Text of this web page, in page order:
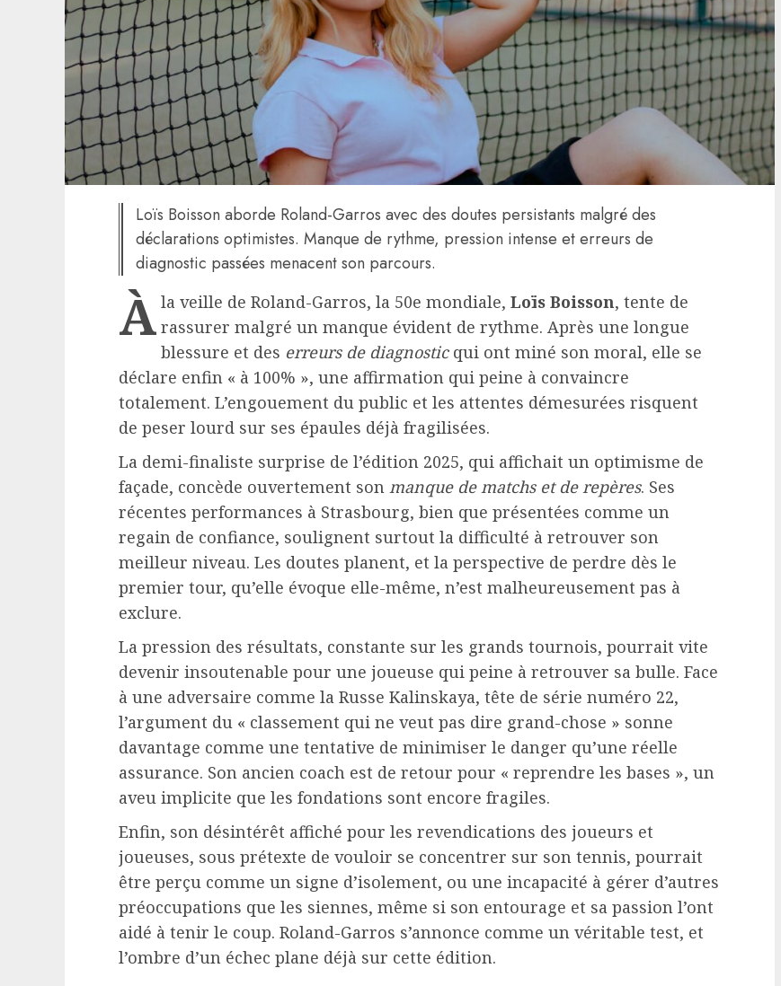
Loïs Boisson aborde Roland-Garros avec des doutes persistants malgré des
déclarations optimistes. Manque de rythme, pression intense et erreurs de
diagnostic passées menacent son parcours.
À la veille de Roland-Garros, la 50e mondiale,Loïs Boisson, tente de
rassurer malgré un manque évident de rythme. Après une longue
blessure et des erreurs de diagnosticqui ont miné son moral, elle se
déclare enfin « à 100% », une affirmation qui peine à convaincre
totalement. L’engouement du public et les attentes démesurées risquent
de peser lourd sur ses épaules déjà fragilisées.
La demi-finaliste surprise de l’édition 2025, qui affichait un optimisme de
façade, concède ouvertement son manque de matchs et de repères. Ses
récentes performances à Strasbourg, bien que présentées comme un
regain de confiance, soulignent surtout la difficulté à retrouver son
meilleur niveau. Les doutes planent, et la perspective de perdre dès le
premier tour, qu’elle évoque elle-même, n’est malheureusement pas à
exclure.
La pression des résultats, constante sur les grands tournois, pourrait vite
devenir insoutenable pour une joueuse qui peine à retrouver sa bulle. Face
à une adversaire comme la Russe Kalinskaya, tête de série numéro 22,
l’argument du « classement qui ne veut pas dire grand-chose » sonne
davantage comme une tentative de minimiser le danger qu’une réelle
assurance. Son ancien coach est de retour pour « reprendre les bases », un
aveu implicite que les fondations sont encore fragiles.
Enfin, son désintérêt affiché pour les revendications des joueurs et
joueuses, sous prétexte de vouloir se concentrer sur son tennis, pourrait
être perçu comme un signe d’isolement, ou une incapacité à gérer d’autres
préoccupations que les siennes, même si son entourage et sa passion l’ont
aidé à tenir le coup. Roland-Garros s’annonce comme un véritable test, et
l’ombre d’un échec plane déjà sur cette édition.